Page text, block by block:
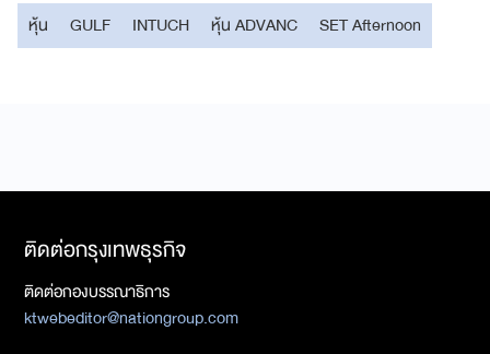
หุ้น GULF INTUCH หุ้น ADVANC SET Afternoon
ติดต่อกรุงเทพธุรกิจ
ติดต่อกองบรรณาธิการ
ktwebeditor@nationgroup.com